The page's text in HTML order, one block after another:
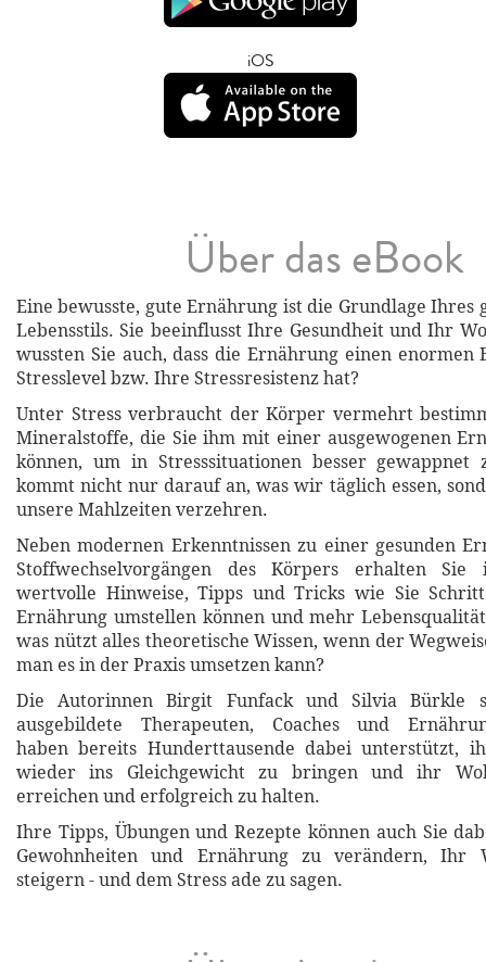
iOS
Über das eBook
Eine bewusste, gute Ernährung ist die Grundlage Ihres
Lebensstils. Sie beeinflusst Ihre Gesundheit und Ihr
wussten Sie auch, dass die Ernährung einen enormen
Stresslevel bzw. Ihre Stressresistenz hat?
Unter Stress verbraucht der Körper vermehrt
Mineralstoffe, die Sie ihm mit einer ausgewogenen
können, um in Stresssituationen besser gewappnet
kommt nicht nur darauf an, was wir täglich essen,
unsere Mahlzeiten verzehren.
Neben modernen Erkenntnissen zu einer gesunden
Stoffwechselvorgängen des Körpers erhalten
wertvolle Hinweise, Tipps und Tricks wie Sie
Ernährung umstellen können und mehr
was nützt alles theoretische Wissen, wenn der
man es in der Praxis umsetzen kann?
Die Autorinnen Birgit Funfack und Silvia Bürkle
ausgebildete Therapeuten, Coaches und
haben bereits Hunderttausende dabei unterstützt,
wieder ins Gleichgewicht zu bringen und ihr
erreichen und erfolgreich zu halten.
Ihre Tipps, Übungen und Rezepte können auch Sie
Gewohnheiten und Ernährung zu verändern, Ihr
steigern - und dem Stress ade zu sagen.